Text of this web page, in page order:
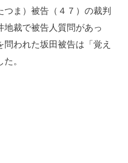
ま）被告（４７）の裁判
地裁で被告人質問があっ
われた坂田被告は「覚え
。